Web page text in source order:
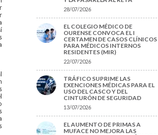
28/07/2026
EL COLEGIO MÉDICO DE
OURENSE CONVOCA EL I
CERTAMEN DE CASOS CLÍNICOS
PARA MÉDICOS INTERNOS
RESIDENTES (MIR)
22/07/2026
TRÁFICO SUPRIME LAS
EXENCIONES MÉDICAS PARA EL
USO DEL CASCO Y DEL
CINTURÓN DE SEGURIDAD
13/07/2026
EL AUMENTO DE PRIMAS A
MUFACE NO MEJORA LAS